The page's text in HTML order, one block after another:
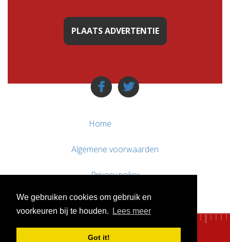
We gebruiken cookies om gebruik en
voorkeuren bij te houden.
Lees meer
Got it!
PLAATS ADVERTENTIE
Home
Algemene voorwaarden
Privacy policy
Contact / Support